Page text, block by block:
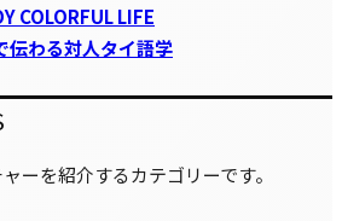
COLORFUL LIFE
伝わる対人タイ語学
ーを紹介するカテゴリーです。